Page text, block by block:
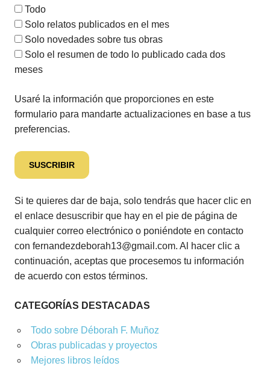
Todo
Solo relatos publicados en el mes
Solo novedades sobre tus obras
Solo el resumen de todo lo publicado cada dos
meses
Usaré la información que proporciones en este
formulario para mandarte actualizaciones en base a tus
preferencias.
Si te quieres dar de baja, solo tendrás que hacer clic en
el enlace desuscribir que hay en el pie de página de
cualquier correo electrónico o poniéndote en contacto
con fernandezdeborah13@gmail.com. Al hacer clic a
continuación, aceptas que procesemos tu información
de acuerdo con estos términos.
CATEGORÍAS DESTACADAS
Todo sobre Déborah F. Muñoz
Obras publicadas y proyectos
Mejores libros leídos